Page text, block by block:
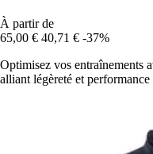
À partir de
65,00 € 40,71 € -37%
Optimisez vos entraînements
alliant légèreté et